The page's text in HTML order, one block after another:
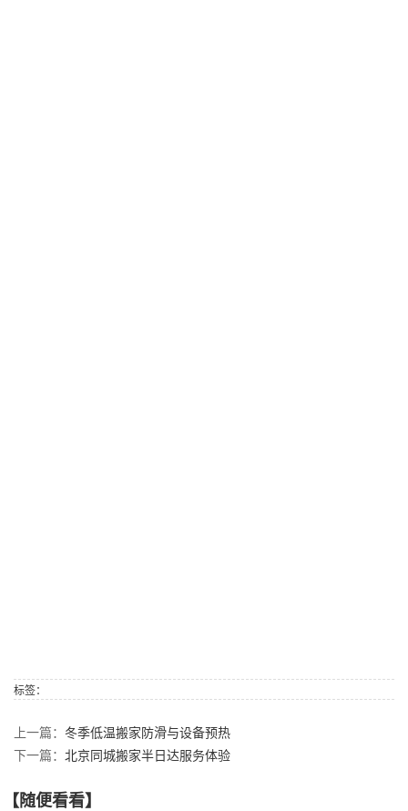
标签：
上一篇： 冬季低温搬家防滑与设备预热
下一篇： 北京同城搬家半日达服务体验
【随便看看】